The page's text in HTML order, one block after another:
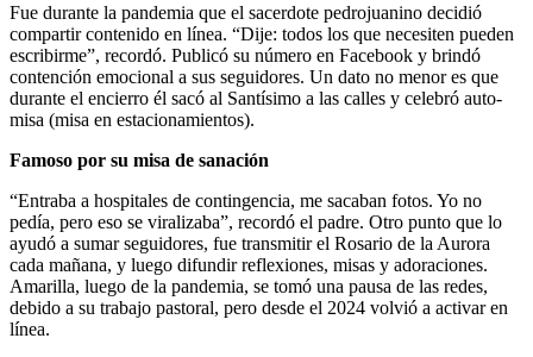
Fue durante la pandemia que el sacerdote pedrojuanino decidió
compartir contenido en línea. “Dije: todos los que necesiten pueden
escribirme”, recordó. Publicó su número en Facebook y brindó
contención emocional a sus seguidores. Un dato no menor es que
durante el encierro él sacó al Santísimo a las calles y celebró auto-
misa (misa en estacionamientos).
Famoso por su misa de sanación
“Entraba a hospitales de contingencia, me sacaban fotos. Yo no
pedía, pero eso se viralizaba”, recordó el padre. Otro punto que lo
ayudó a sumar seguidores, fue transmitir el Rosario de la Aurora
cada mañana, y luego difundir reflexiones, misas y adoraciones.
Amarilla, luego de la pandemia, se tomó una pausa de las redes,
debido a su trabajo pastoral, pero desde el 2024 volvió a activar en
línea.